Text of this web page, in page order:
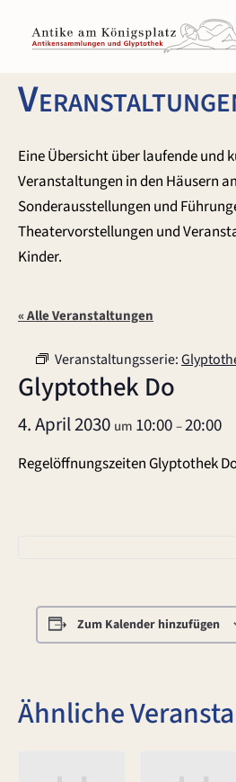
Inhalt
springen
Eine Übersicht über laufende und
Veranstaltungen in den Häusern
Sonderausstellungen und
Theatervorstellungen und
Kinder.
« Alle Veranstaltungen
Veranstaltungsserie:
Glyptothek Do
4. April 2030 um 10:00–20:00
Regelöffnungszeiten Glyptothek
Zum Kalender hinzufügen
Ähnliche